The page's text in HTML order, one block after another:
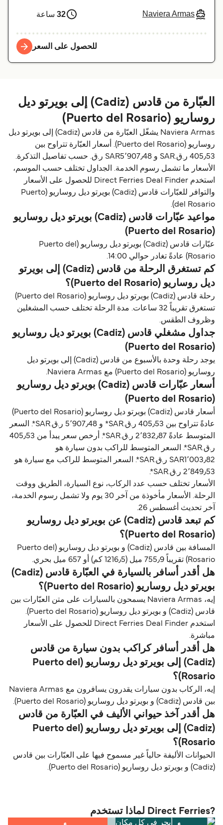
Naviera Armas
32 ساعة
للحصول على السعر
العبّارة من قادس (Cadiz) إلى بويرتو ديل
روساريو (Puerto del Rosario)
Naviera Armas يشغّل العبّارة من قادس (Cadiz) إلى بويرتو ديل
روساريو (Puerto del Rosario). أسعار العبّارة تتراوح بين
405٫53 ر.ق.‏SAR و SAR5٬907٫48 ر.ق.‏ حسب تفاصيل التذكرة.
الأسعار ما تشمل رسوم الخدمة. الجداول تختلف حسب الموسم،
استخدم Direct Ferries Deal Finder للحصول على الأسعار
والتوافر للعبّارات قادس (Cadiz) بويرتو ديل روساريو (Puerto
del Rosario).
مواعيد عبّارات قادس (Cadiz) بويرتو ديل روساريو
(Puerto del Rosario)
عبّارات قادس (Cadiz) بويرتو ديل روساريو (Puerto del
Rosario) عادةً تغادر حوالي 14:00.
كم تستغرق الرحلة من قادس (Cadiz) إلى بويرتو
ديل روساريو (Puerto del Rosario)؟
رحلة قادس (Cadiz) بويرتو ديل روساريو (Puerto del Rosario)
تستغرق تقريباً 32 ساعات. مدة الرحلة تختلف حسب المشغلين
وظروف الطقس.
جداول مشغلي قادس (Cadiz) بويرتو ديل روساريو
(Puerto del Rosario)
يوجد رحلة وحدة بالأسبوع من قادس (Cadiz) إلى بويرتو ديل
روساريو (Puerto del Rosario) مع Naviera Armas.
أسعار عبّارات قادس (Cadiz) بويرتو ديل روساريو
(Puerto del Rosario)
أسعار قادس (Cadiz) بويرتو ديل روساريو (Puerto del Rosario)
عادةً تتراوح بين 405٫53 ر.ق.‏SAR* و 5٬907٫48 ر.ق.‏SAR*. السعر
المتوسط عادةً 2٬832٫87 ر.ق.‏SAR*. أرخص سعر يبدأ من 405٫53
ر.ق.‏SAR*. السعر المتوسط للراكب بدون سيارة هو
SAR1٬003٫82 ر.ق.‏SAR*. السعر المتوسط للراكب مع سيارة هو
2٬849٫53 ر.ق.‏SAR*.
الأسعار تختلف حسب عدد الركاب، نوع السيارة، الطريق ووقت
الرحلة. الأسعار مأخوذة من آخر 30 يوم ولا تشمل رسوم الخدمة،
آخر تحديث أغسطس 26.
كم تبعد قادس (Cadiz) عن بويرتو ديل روساريو
(Puerto del Rosario)؟
المسافة بين قادس (Cadiz) و بويرتو ديل روساريو (Puerto del
Rosario) تقريباً 755٫9 ميل (1216٫5 كم) أو 657 ميل بحري.
هل أقدر أسافر بالسيارة في العبّارة قادس (Cadiz)
بويرتو ديل روساريو (Puerto del Rosario)؟
إيه، Naviera Armas يسمحون بالسيارات على متن العبّارات بين
قادس (Cadiz) و بويرتو ديل روساريو (Puerto del Rosario).
استخدم Direct Ferries Deal Finder للحصول على الأسعار
مباشرة.
هل أقدر أسافر كراكب بدون سيارة من قادس
(Cadiz) إلى بويرتو ديل روساريو (Puerto del
Rosario)؟
إيه، الركاب بدون سيارات يقدرون يسافرون مع Naviera Armas
بين قادس (Cadiz) و بويرتو ديل روساريو (Puerto del Rosario).
هل أقدر آخذ حيواني الأليف في العبّارة من قادس
(Cadiz) إلى بويرتو ديل روساريو (Puerto del
Rosario)؟
الحيوانات الأليفة حالياً غير مسموح فيها على العبّارات بين قادس
(Cadiz) و بويرتو ديل روساريو (Puerto del Rosario).
?Direct Ferries لماذا تستخدم